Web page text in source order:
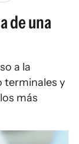
de una
a la
terminales y
más